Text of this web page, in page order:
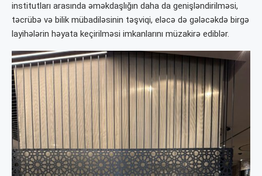
institutları arasında əməkdaşlığın daha da genişləndirilməsi,
təcrübə və bilik mübadiləsinin təşviqi, eləcə də gələcəkdə birgə
layihələrin həyata keçirilməsi imkanlarını müzakirə ediblər.